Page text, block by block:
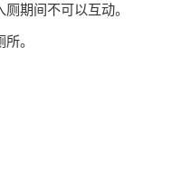
期间不可以互动。
。